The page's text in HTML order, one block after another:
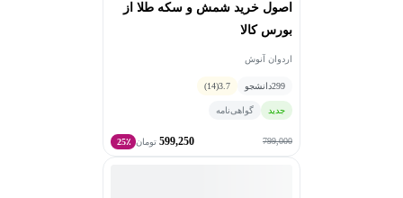
اصول خرید شمش و سکه طلا از
بورس کالا
اردوان آنوش
299دانشجو 3.7
(14)
جدید گواهی‌نامه
799,000
599,250 تومان 25٪